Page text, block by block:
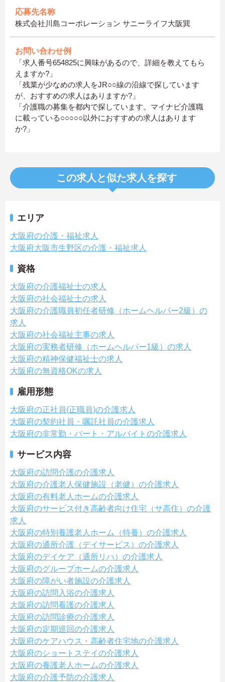
応募先名称
株式会社川島コーポレーション サニーライフ大阪巽
お問い合わせ例
「求人番号654825に興味があるので、詳細を教えてもら
えますか?」
「残業が少なめの求人をJR○○線の沿線で探しています
が、おすすめの求人はありますか?」
「介護職の募集を都内で探しています。マイナビ介護職
に載っている○○○○○以外におすすめの求人はあります
か?」
この求人と似た求人を探す
エリア
大阪府の介護・福祉求人
大阪府大阪市生野区の介護・福祉求人
資格
大阪府の介護福祉士の求人
大阪府の社会福祉士の求人
大阪府の介護職員初任者研修（ホームヘルパー2級）の
求人
大阪府の社会福祉主事の求人
大阪府の実務者研修（ホームヘルパー1級）の求人
大阪府の精神保健福祉士の求人
大阪府の無資格OKの求人
雇用形態
大阪府の正社員(正職員)の介護求人
大阪府の契約社員・嘱託社員の介護求人
大阪府の非常勤・パート・アルバイトの介護求人
サービス内容
大阪府の訪問介護の介護求人
大阪府の介護老人保健施設（老健）の介護求人
大阪府の有料老人ホームの介護求人
大阪府のサービス付き高齢者向け住宅（サ高住）の介護
求人
大阪府の特別養護老人ホーム（特養）の介護求人
大阪府の通所介護（デイサービス）の介護求人
大阪府のデイケア（通所リハ）の介護求人
大阪府のグループホームの介護求人
大阪府の障がい者施設の介護求人
大阪府の訪問入浴の介護求人
大阪府の訪問看護の介護求人
大阪府の訪問診療の介護求人
大阪府の定期巡回の介護求人
大阪府のケアハウス・高齢者住宅地の介護求人
大阪府のショートステイの介護求人
大阪府の養護老人ホームの介護求人
大阪府の介護予防の介護求人